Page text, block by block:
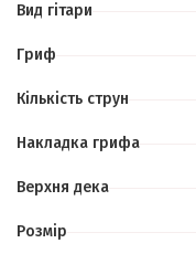
Вид гітари
Гриф
Кількість струн
Накладка грифа
Верхня дека
Розмір